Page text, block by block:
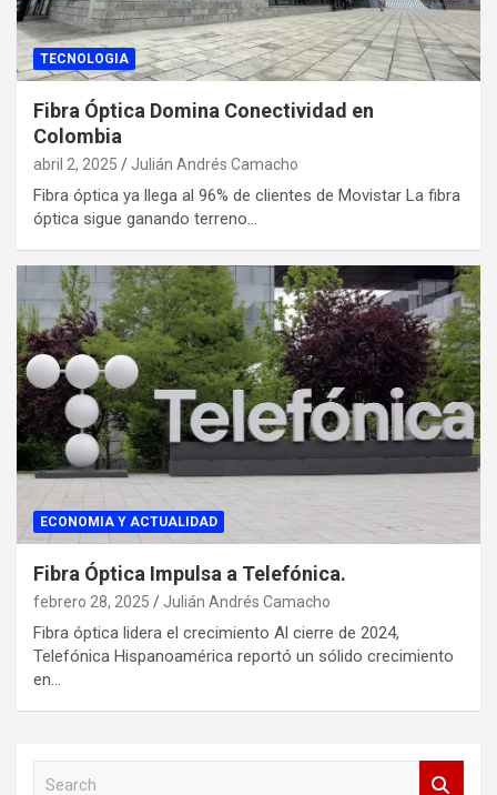
TECNOLOGIA
Fibra Óptica Domina Conectividad en
Colombia
abril 2, 2025 Julián Andrés Camacho
Fibra óptica ya llega al 96% de clientes de Movistar La fibra
óptica sigue ganando terreno…
ECONOMIA Y ACTUALIDAD
Fibra Óptica Impulsa a Telefónica.
febrero 28, 2025 Julián Andrés Camacho
Fibra óptica lidera el crecimiento Al cierre de 2024,
Telefónica Hispanoamérica reportó un sólido crecimiento
en…